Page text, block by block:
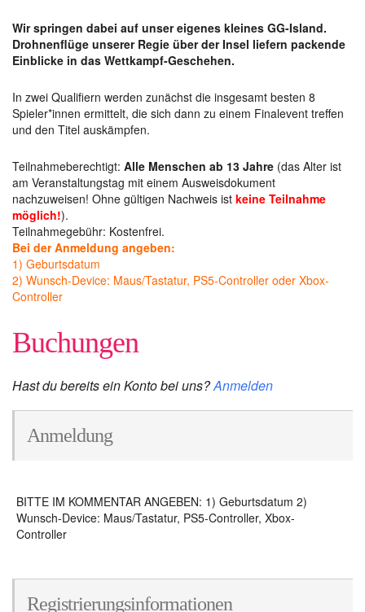
Wir springen dabei auf unser eigenes kleines GG-Island.
Drohnenflüge unserer Regie über der Insel liefern packende
Einblicke in das Wettkampf-Geschehen.
In zwei Qualifiern werden zunächst die insgesamt besten 8
Spieler*innen ermittelt, die sich dann zu einem Finalevent treffen
und den Titel auskämpfen.
Teilnahmeberechtigt: Alle Menschen ab 13 Jahre (das Alter ist
am Veranstaltungstag mit einem Ausweisdokument
nachzuweisen! Ohne gültigen Nachweis ist keine Teilnahme
möglich!).
Teilnahmegebühr: Kostenfrei.
Bei der Anmeldung angeben:
1) Geburtsdatum
2) Wunsch-Device: Maus/Tastatur, PS5-Controller oder Xbox-
Controller
Buchungen
Hast du bereits ein Konto bei uns?Anmelden
Anmeldung
BITTE IM KOMMENTAR ANGEBEN: 1) Geburtsdatum 2)
Wunsch-Device: Maus/Tastatur, PS5-Controller, Xbox-
Controller
Registrierungsinformationen